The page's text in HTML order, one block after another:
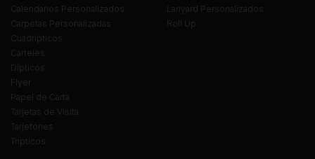
Calendarios Personalizados
Carpetas Personalizadas
Cuadrípticos
Carteles
Dípticos
Flyer
Papel de Carta
Tarjetas de Visita
Tarjetones
Trípticos
Lanyard Personalizados
Roll Up